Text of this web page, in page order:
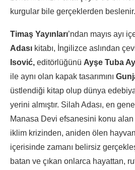
kurgular bile gerçeklerden beslenir.
Timaş Yayınları’ndan mayıs ayı
Adası kitabı, İngilizce aslından
Isović, editörlüğünü Ayşe Tuba
ile aynı olan kapak tasarımını
üstlendiği kitap olup dünya
yerini almıştır. Silah Adası, en
Manasa Devi efsanesini konu alan
iklim krizinden, aniden ölen
içerisinde zamanı belirsiz
batan ve çıkan onlarca hayattan,